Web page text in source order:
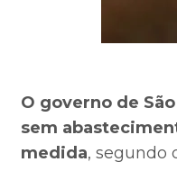
O governo de
sem
medida, segundo